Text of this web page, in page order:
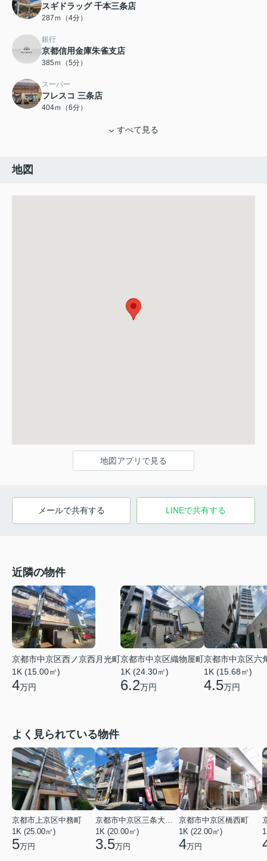
スギドラッグ 千本三条店
287ｍ（4分）
銀行
京都信用金庫朱雀支店
385ｍ（5分）
スーパー
フレスコ 三条店
404ｍ（6分）
すべて見る
地図
地図アプリで見る
メールで共有する LINEで共有する
近隣の物件
京都市中京区西ノ京西月光町
1K (15.00㎡)
4万円
京都市中京区織物屋町
1K (24.30㎡)
6.2万円
京都市中京区六
1K (15.68㎡)
4.5万円
よく見られている物件
京都市上京区中務町
1K (25.00㎡)
5万円
京都市中京区三条大宮町
1K (20.00㎡)
3.5万円
京都市中京区橋西町
1K (22.00㎡)
4万円